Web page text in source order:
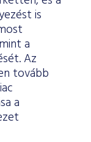
is
a
Az
tovább
a